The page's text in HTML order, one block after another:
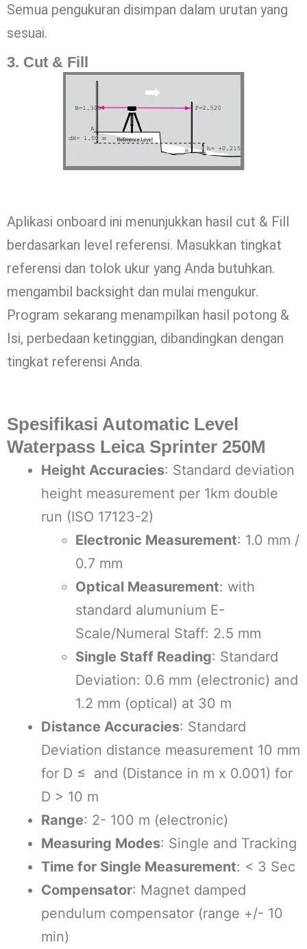
Semua pengukuran disimpan dalam urutan yang
sesuai.
3. Cut & Fill
Aplikasi onboard ini menunjukkan hasil cut & Fill
berdasarkan level referensi. Masukkan tingkat
referensi dan tolok ukur yang Anda butuhkan.
mengambil backsight dan mulai mengukur.
Program sekarang menampilkan hasil potong &
Isi, perbedaan ketinggian, dibandingkan dengan
tingkat referensi Anda.
Spesifikasi Automatic Level
Waterpass Leica Sprinter 250M
Height Accuracies: Standard deviation
height measurement per 1km double
run (ISO 17123-2)
Electronic Measurement: 1.0 mm /
0.7 mm
Optical Measurement: with
standard alumunium E-
Scale/Numeral Staff: 2.5 mm
Single Staff Reading: Standard
Deviation: 0.6 mm (electronic) and
1.2 mm (optical) at 30 m
Distance Accuracies: Standard
Deviation distance measurement 10 mm
for D ≤ and (Distance in m x 0.001) for
D > 10 m
Range: 2- 100 m (electronic)
Measuring Modes: Single and Tracking
Time for Single Measurement: < 3 Sec
Compensator: Magnet damped
pendulum compensator (range +/- 10
min)